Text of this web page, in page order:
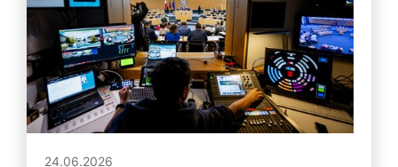
24.06.2026